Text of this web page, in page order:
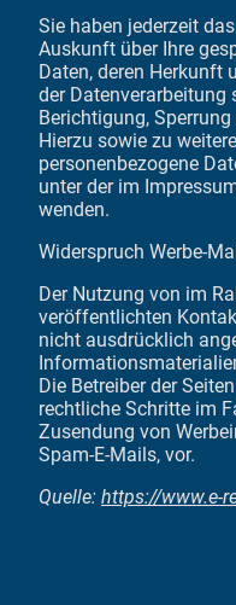
Sie haben jederzeit
Auskunft über Ihre
Daten, deren Herkunft
der Datenverarbeitung
Berichtigung,
Hierzu sowie zu
personenbezogene
unter der im
wenden.
Widerspruch Werbe-
Der Nutzung von im
veröffentlichten
nicht ausdrücklich
Die Betreiber der
rechtliche Schritte im
Zusendung von
Spam-E-Mails, vor.
Quelle: https://www.e-